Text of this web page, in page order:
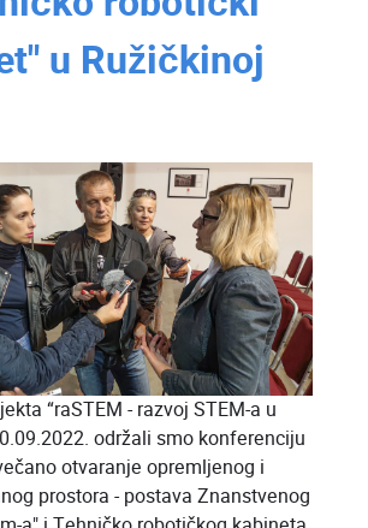
u Ružičkinoj
“raSTEM - razvoj STEM-a u
održali smo konferenciju
otvaranje opremljenog i
prostora - postava Znanstvenog